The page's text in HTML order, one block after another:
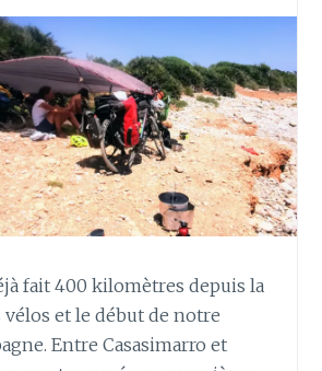
fait 400 kilomètres depuis la
et le début de notre
Entre Casasimarro et